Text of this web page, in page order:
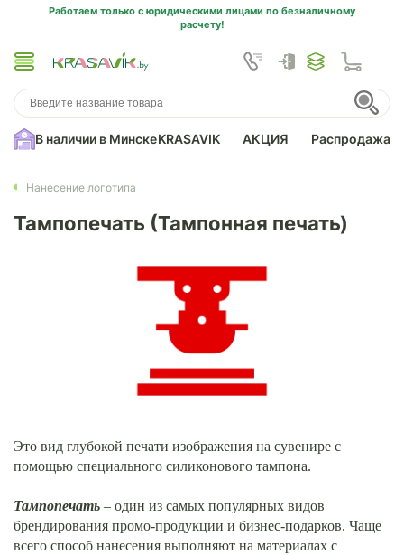
Работаем только с юридическими лицами по безналичному
расчету!
В наличии в МинскеKRASAVIK АКЦИЯ Распродажа
Нанесение логотипа
Тампопечать (Тампонная печать)
Это вид глубокой печати изображения на сувенире с
помощью специального силиконового тампона.
Тампопечать – один из самых популярных видов
брендирования промо-продукции и бизнес-подарков. Чаще
всего способ нанесения выполняют на материалах с